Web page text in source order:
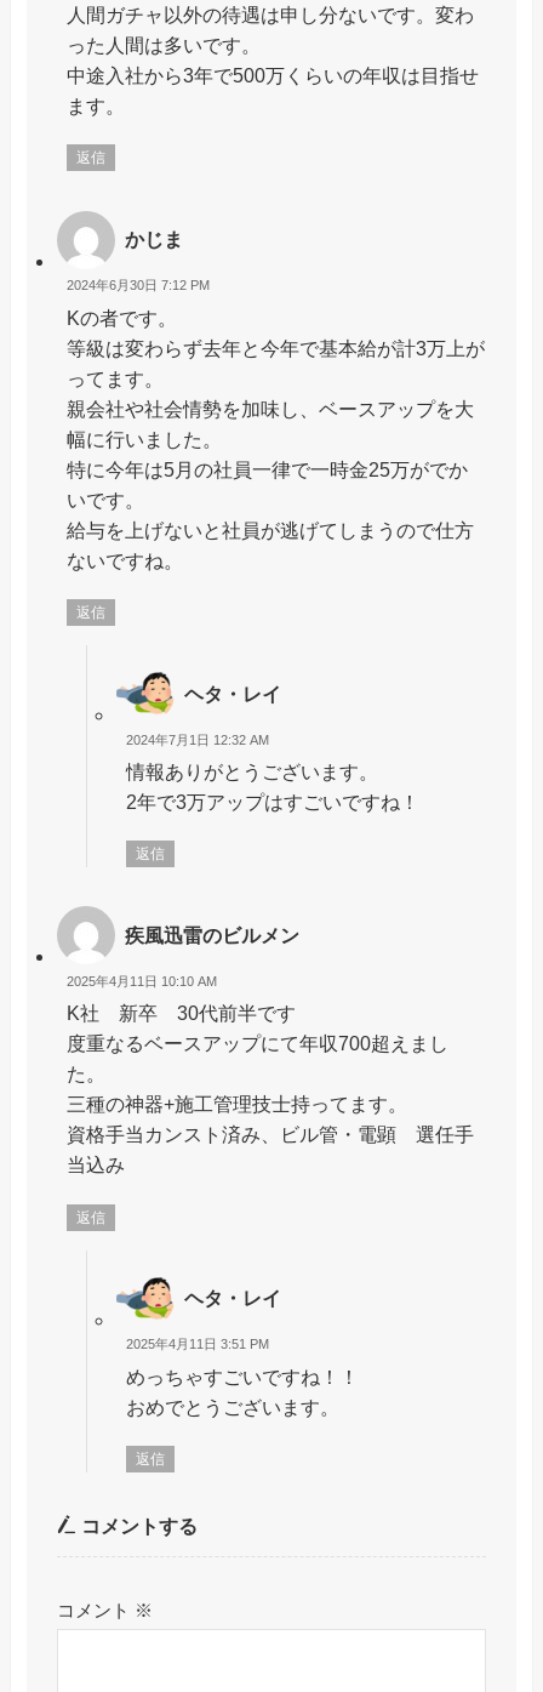
人間ガチャ以外の待遇は申し分ないです。変わ
った人間は多いです。
中途入社から3年で500万くらいの年収は目指せ
ます。
返信
かじま
2024年6月30日 7:12 PM
Kの者です。
等級は変わらず去年と今年で基本給が計3万上が
ってます。
親会社や社会情勢を加味し、ベースアップを大
幅に行いました。
特に今年は5月の社員一律で一時金25万がでか
いです。
給与を上げないと社員が逃げてしまうので仕方
ないですね。
返信
ヘタ・レイ
2024年7月1日 12:32 AM
情報ありがとうございます。
2年で3万アップはすごいですね！
返信
疾風迅雷のビルメン
2025年4月11日 10:10 AM
K社 新卒 30代前半です
度重なるベースアップにて年収700超えまし
た。
三種の神器+施工管理技士持ってます。
資格手当カンスト済み、ビル管・電顕 選任手
当込み
返信
ヘタ・レイ
2025年4月11日 3:51 PM
めっちゃすごいですね！！
おめでとうございます。
返信
コメントする
コメント ※